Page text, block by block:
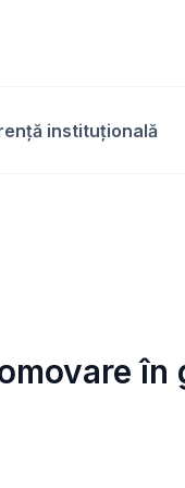
instituțională​
în